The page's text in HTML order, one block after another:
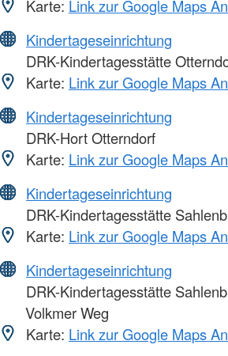
Karte: Link zur Google Maps
Kindertageseinrichtung
DRK-Kindertagesstätte
Karte: Link zur Google Maps
Kindertageseinrichtung
DRK-Hort Otterndorf
Karte: Link zur Google Maps
Kindertageseinrichtung
DRK-Kindertagesstätte
Karte: Link zur Google Maps
Kindertageseinrichtung
DRK-Kindertagesstätte
Volkmer Weg
Karte: Link zur Google Maps